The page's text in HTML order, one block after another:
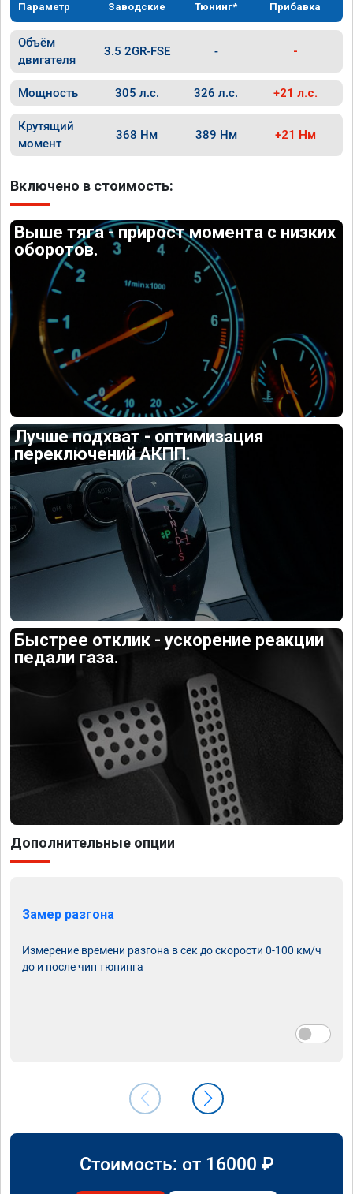
Параметр Заводские Тюнинг* Прибавка
Объём
двигателя
3.5 2GR-FSE - -
Мощность 305 л.с. 326 л.с. +21 л.с.
Крутящий
момент
368 Нм 389 Нм +21 Нм
Включено в стоимость:
Выше тяга - прирост момента с низких
оборотов.
Лучше подхват - оптимизация
переключений АКПП.
Быстрее отклик - ускорение реакции
педали газа.
Дополнительные опции
Замер разгона
Измерение времени разгона в сек до скорости 0-100 км/ч
до и после чип тюнинга
Стоимость: от 16000 ₽